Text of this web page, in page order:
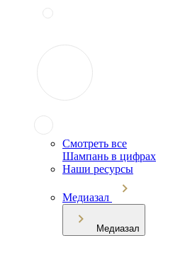
Смотреть все
Шампань в цифрах
Наши ресурсы
Медиазал
Медиазал